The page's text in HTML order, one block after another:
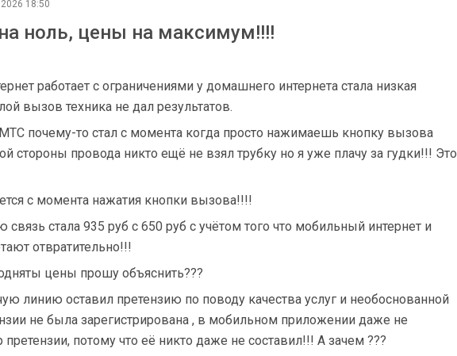
18:50
ноль, цены на максимум!!!!
работает с ограничениями у домашнего интернета стала низкая
вызов техника не дал результатов.
почему-то стал с момента когда просто нажимаешь кнопку вызова
стороны провода никто ещё не взял трубку но я уже плачу за гудки!!! Это
с момента нажатия кнопки вызова!!!!
связь стала 935 руб с 650 руб с учётом того что мобильный интернет и
отвратительно!!!
цены прошу объяснить???
линию оставил претензию по поводу качества услуг и необоснованной
не была зарегистрирована , в мобильном приложении даже не
потому что её никто даже не составил!!! А зачем ???